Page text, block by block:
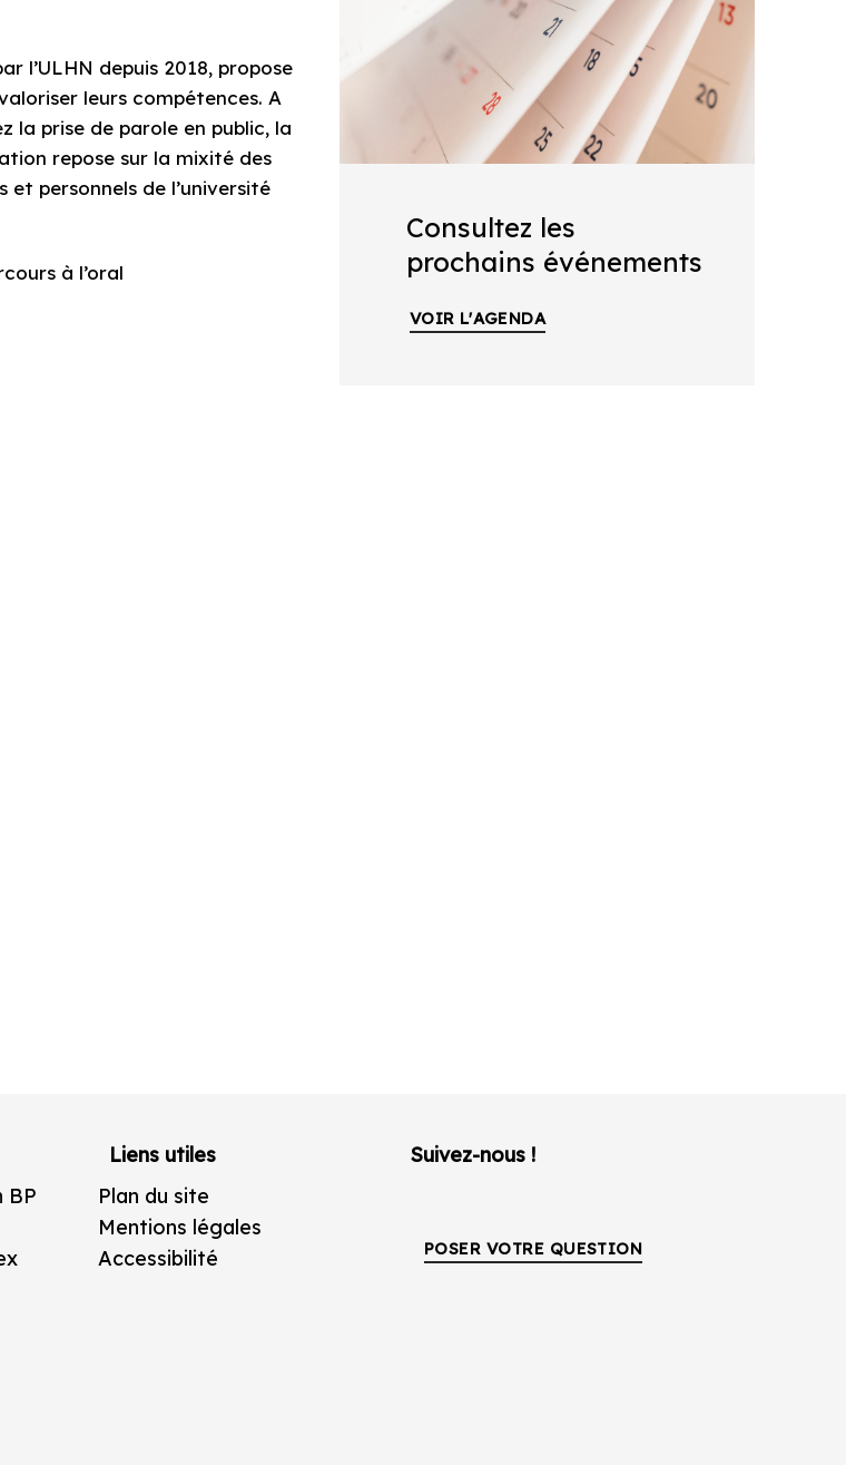
l’ULHN depuis 2018, propose
leurs compétences. A
la prise de parole en public, la
repose sur la mixité des
personnels de l’université
à l’oral
Consultez les
prochains événements
VOIR L'AGENDA
BP
Liens utiles
Plan du site
Mentions légales
Accessibilité
Suivez-nous !
POSER VOTRE QUESTION